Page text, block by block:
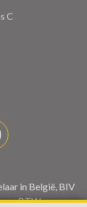
C
in België, BIV
: BTW